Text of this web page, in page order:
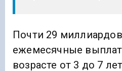
Почти 29
ежемесячные
возрасте от 3 до 7